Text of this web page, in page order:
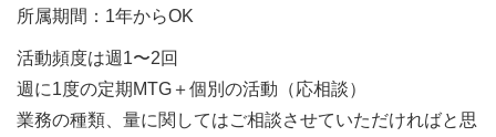
所属期間：1年からOK
活動頻度は週1〜2回
週に1度の定期MTG＋個別の活動（応相談）
業務の種類、量に関してはご相談させていただければと思